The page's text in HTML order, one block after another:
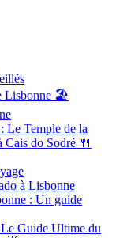
Lisbonne 🏖️
Le Temple de la
Cais do Sodré 🍴
à Lisbonne
: Un guide
Guide Ultime du